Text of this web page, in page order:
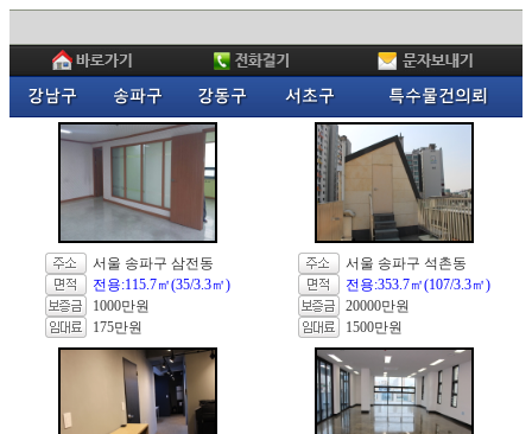
서울 송파구 삼전동
전용:115.7㎡(35/3.3㎡)
1000만원
175만원
서울 송파구 석촌동
전용:353.7㎡(107/3.3㎡)
20000만원
1500만원